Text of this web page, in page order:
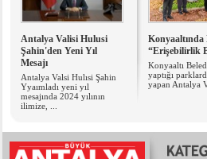
Antalya Valisi Hulusi
Şahin'den Yeni Yıl
Mesajı
Antalya Valsi Hulısi Şahin
Yyaımladı yeni yıl
mesajında 2024 yılının
ilimize, ...
“Erişebilirlik
Konyaaltı
yaptığı
yapan Antalya